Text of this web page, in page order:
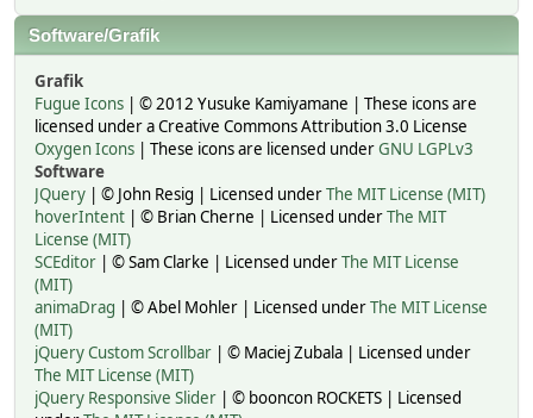
Software/Grafik
Grafik
Fugue Icons | © 2012 Yusuke Kamiyamane | These icons are
licensed under a Creative Commons Attribution 3.0 License
Oxygen Icons | These icons are licensed underGNU LGPLv3
Software
JQuery | © John Resig | Licensed underThe MIT License (MIT)
hoverIntent | © Brian Cherne | Licensed underThe MIT
License (MIT)
SCEditor | © Sam Clarke | Licensed underThe MIT License
(MIT)
animaDrag | © Abel Mohler | Licensed underThe MIT License
(MIT)
jQuery Custom Scrollbar | © Maciej Zubala | Licensed under
The MIT License (MIT)
jQuery Responsive Slider | © booncon ROCKETS | Licensed